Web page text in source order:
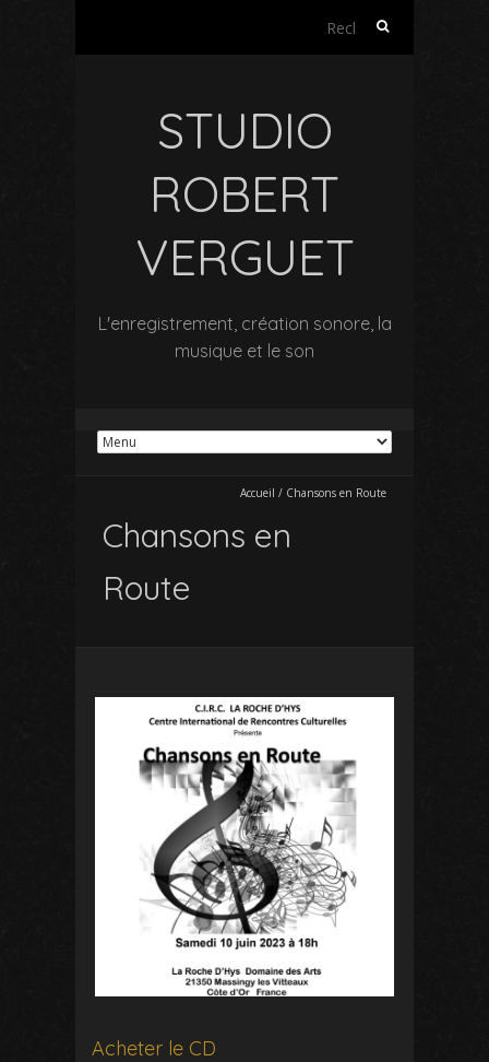
Rechercher :
STUDIO
ROBERT
VERGUET
L'enregistrement, création sonore, la
musique et le son
Accueil / Chansons en Route
Chansons en
Route
Acheter le CD